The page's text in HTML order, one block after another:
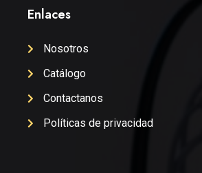
Enlaces
Nosotros
Catálogo
Contactanos
Políticas de privacidad